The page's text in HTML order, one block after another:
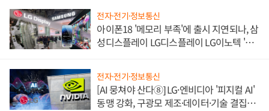
전자·전기·정보통신
아이폰18 '메모리 부족'에 출시 지연되나, 삼
성디스플레이 LG디스플레이 LG이노텍 '탈
전자·전기·정보통신
[AI 뭉쳐야 산다⑧] LG·엔비디아 '피지컬 AI'
동맹 강화, 구광모 제조·데이터·기술 결집